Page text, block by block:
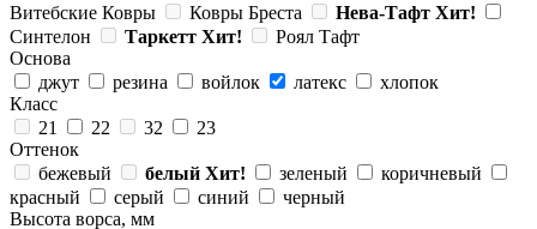
Витебские Ковры
Ковры Бреста Нева-Тафт Хит!
Синтелон
Таркетт Хит!
Роял Тафт
Основа
джут
резина войлок латекс
хлопок
Класс
21
22 32
23
Оттенок
бежевый
белый Хит! зеленый
коричневый
красный
серый синий
черный
Высота ворса, мм